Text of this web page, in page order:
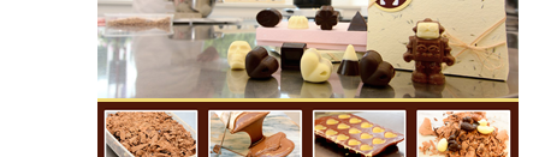
Obrázek svatého Jakuba na skále u cesty
východně od Srbské Kamenice
Busta Jana Amose Komenského na domě
čp. 37 v Račicích